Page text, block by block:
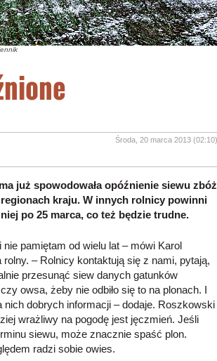
Środa, 20 marca 2013 (02:10)
już spowodowała opóźnienie siewu zbóż
kraju. W innych rolnicy powinni
po 25 marca, co też będzie trudne.
pamiętam od wielu lat – mówi Karol
– Rolnicy kontaktują się z nami, pytają,
przesunąć siew danych gatunków
owsa, żeby nie odbiło się to na plonach. I
nich dobrych informacji – dodaje. Roszkowski
wrażliwy na pogodę jest jęczmień. Jeśli
siewu, może znacznie spaść plon.
radzi sobie owies.